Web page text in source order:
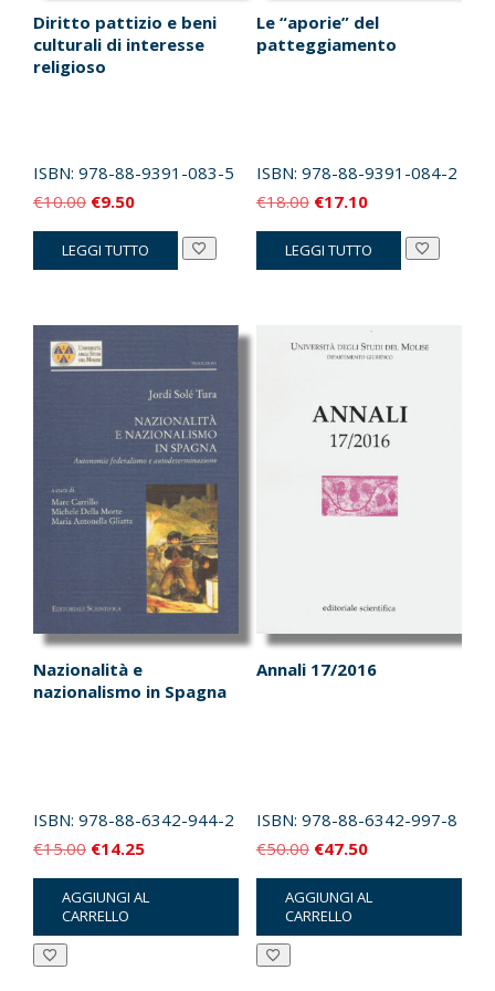
Diritto pattizio e beni
culturali di interesse
religioso
ISBN: 978-88-9391-083-5
€10.00 Il
prezzo
originale
€9.50Il
prezzo
attuale
LEGGI TUTTO
Le “aporie” del
patteggiamento
ISBN: 978-88-9391-084-2
€18.00 Il
prezzo
originale
€17.10Il
prezzo
attuale
LEGGI TUTTO
Nazionalità e
nazionalismo in Spagna
ISBN: 978-88-6342-944-2
€15.00 Il
prezzo
originale
era:
€14.25Il
prezzo
attuale
è:
AGGIUNGI AL
CARRELLO
Annali 17/2016
ISBN: 978-88-6342-997-8
€50.00 Il
prezzo
originale
era:
€47.50Il
prezzo
attuale
è:
AGGIUNGI AL
CARRELLO